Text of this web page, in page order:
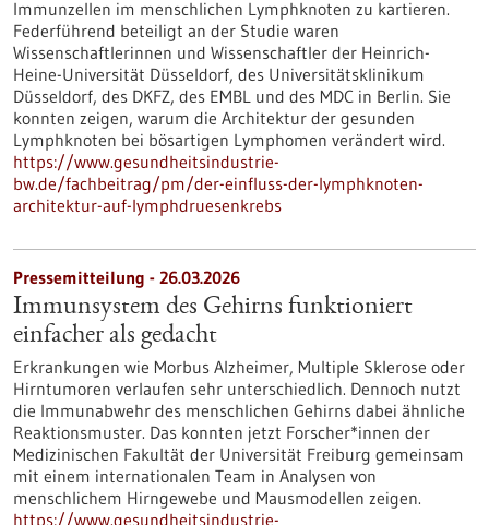
Immunzellen im menschlichen Lymphknoten zu kartieren.
Federführend beteiligt an der Studie waren
Wissenschaftlerinnen und Wissenschaftler der Heinrich-
Heine-Universität Düsseldorf, des Universitätsklinikum
Düsseldorf, des DKFZ, des EMBL und des MDC in Berlin. Sie
konnten zeigen, warum die Architektur der gesunden
Lymphknoten bei bösartigen Lymphomen verändert wird.
https://www.gesundheitsindustrie-
bw.de/fachbeitrag/pm/der-einfluss-der-lymphknoten-
architektur-auf-lymphdruesenkrebs
Pressemitteilung - 26.03.2026
Immunsystem des Gehirns funktioniert
einfacher als gedacht
Erkrankungen wie Morbus Alzheimer, Multiple Sklerose oder
Hirntumoren verlaufen sehr unterschiedlich. Dennoch nutzt
die Immunabwehr des menschlichen Gehirns dabei ähnliche
Reaktionsmuster. Das konnten jetzt Forscher*innen der
Medizinischen Fakultät der Universität Freiburg gemeinsam
mit einem internationalen Team in Analysen von
menschlichem Hirngewebe und Mausmodellen zeigen.
https://www.gesundheitsindustrie-